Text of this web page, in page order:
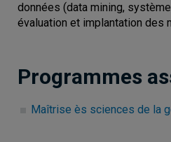
données (data mining,
évaluation et implantation des
Programmes
Maîtrise ès sciences de la